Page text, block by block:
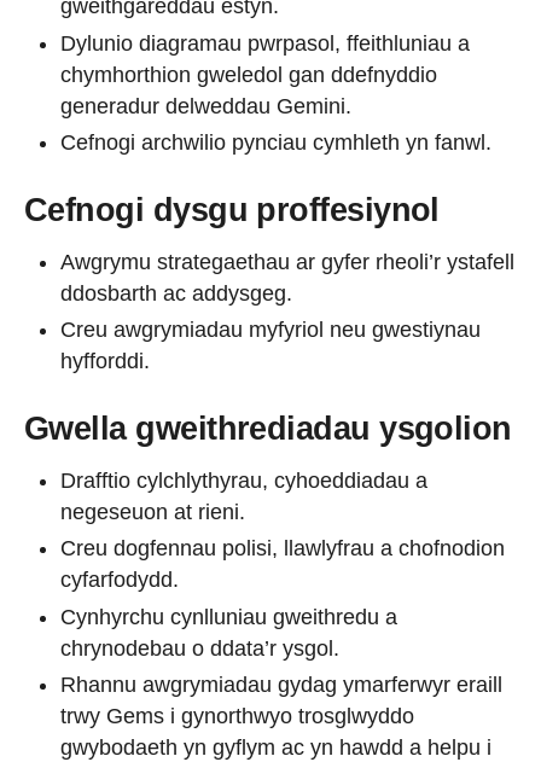
gweithgareddau estyn.
Dylunio diagramau pwrpasol, ffeithluniau a
chymhorthion gweledol gan ddefnyddio
generadur delweddau Gemini.
Cefnogi archwilio pynciau cymhleth yn fanwl.
Cefnogi dysgu proffesiynol
Awgrymu strategaethau ar gyfer rheoli’r ystafell
ddosbarth ac addysgeg.
Creu awgrymiadau myfyriol neu gwestiynau
hyfforddi.
Gwella gweithrediadau ysgolion
Drafftio cylchlythyrau, cyhoeddiadau a
negeseuon at rieni.
Creu dogfennau polisi, llawlyfrau a chofnodion
cyfarfodydd.
Cynhyrchu cynlluniau gweithredu a
chrynodebau o ddata’r ysgol.
Rhannu awgrymiadau gydag ymarferwyr eraill
trwy Gems i gynorthwyo trosglwyddo
gwybodaeth yn gyflym ac yn hawdd a helpu i